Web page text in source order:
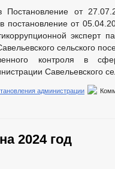
Постановление от
постановление от
эксперт
сельского
контроля в
Савельевского
администрации
2024 год